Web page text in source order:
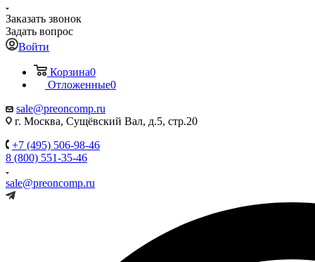
Заказать звонок
Задать вопрос
Войти
Корзина0
Отложенные0
sale@preoncomp.ru
г. Москва, Сущёвский Вал, д.5, стр.20
+7 (495) 506-98-46
8 (800) 551-35-46
sale@preoncomp.ru